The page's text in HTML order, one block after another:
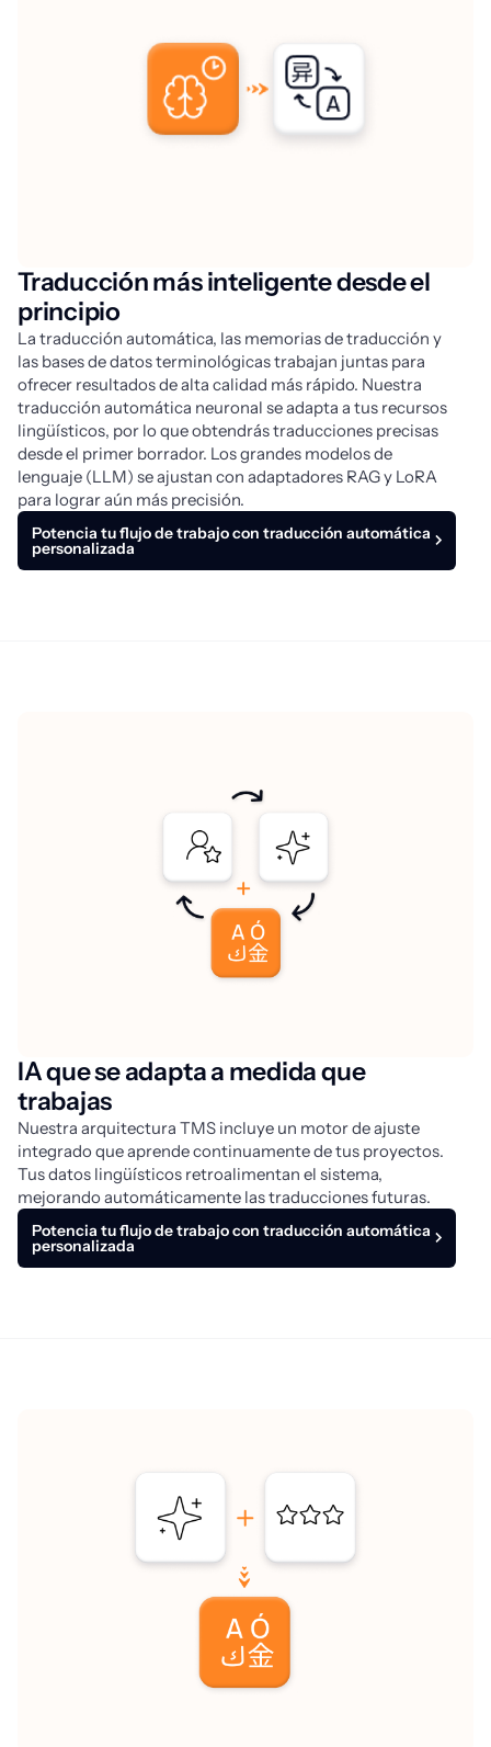
Traducción más inteligente desde el
principio
La traducción automática, las memorias de traducción y
las bases de datos terminológicas trabajan juntas para
ofrecer resultados de alta calidad más rápido. Nuestra
traducción automática neuronal se adapta a tus recursos
lingüísticos, por lo que obtendrás traducciones precisas
desde el primer borrador. Los grandes modelos de
lenguaje (LLM) se ajustan con adaptadores RAG y LoRA
para lograr aún más precisión.
Potencia tu flujo de trabajo con traducción automática
personalizada
IA que se adapta a medida que
trabajas
Nuestra arquitectura TMS incluye un motor de ajuste
integrado que aprende continuamente de tus proyectos.
Tus datos lingüísticos retroalimentan el sistema,
mejorando automáticamente las traducciones futuras.
Potencia tu flujo de trabajo con traducción automática
personalizada